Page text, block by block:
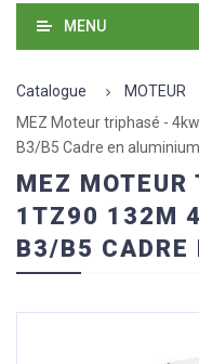
MENU
Catalogue
MOTEUR
MEZ Moteur triphasé -
B3/B5 Cadre en aluminium
MEZ
1TZ90 132M
B3/B5 CADRE